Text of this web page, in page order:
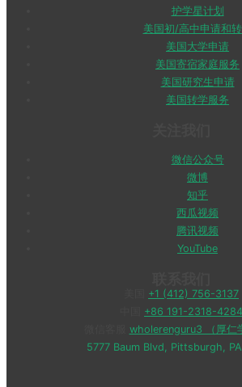
护学星计划
美国初/高中申请和
美国大学申请
美国寄宿家庭服务
美国研究生申请
美国转学服务
微信公众号
微博
知乎
西瓜视频
腾讯视频
YouTube
+1 (412) 756-3137
+86 191-2318-4284
wholerenguru3 （厚仁
5777 Baum Blvd, Pittsburgh,